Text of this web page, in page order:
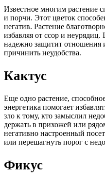
Известное многим растение
и порчи. Этот цветок
негатив. Растение
избавляя от ссор и
надежно защитит отношения
причинить неудобства.
Кактус
Еще одно растение,
энергетика помогает
зло к тому, кто замыслил
держать в прихожей или
негативно настроенный
или перешагнуть порог с
Фикус